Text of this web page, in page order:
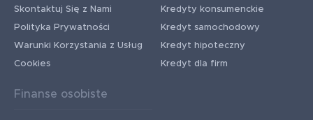
Skontaktuj Się z Nami
Polityka Prywatności
Warunki Korzystania z Usług
Cookies
Kredyty konsumenckie
Kredyt samochodowy
Kredyt hipoteczny
Kredyt dla firm
Finanse osobiste